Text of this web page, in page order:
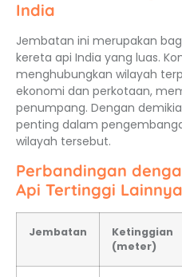
India
Jembatan ini merupakan
kereta api India yang luas.
menghubungkan wilayah
ekonomi dan perkotaan,
penumpang. Dengan
penting dalam
wilayah tersebut.
Perbandingan
Api Tertinggi Lainnya
Jembatan
Ketinggian
(meter)